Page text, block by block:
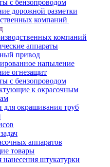
с бензопроводом
дорожной разметки
компаний
компаний
аппараты
привод
напыление
огнезащит
с бензопроводом
к окрасочным
для окрашивания труб
аппаратов
товары
штукатурки